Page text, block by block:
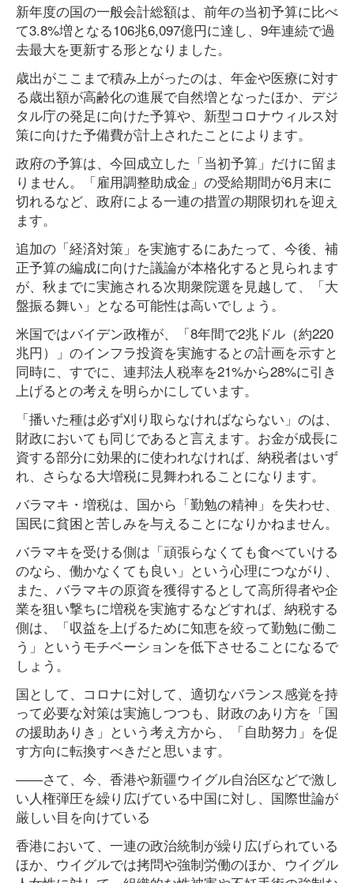
新年度の国の一般会計総額は、前年の当初予算に比べ
て3.8%増となる106兆6,097億円に達し、9年連続で過
去最大を更新する形となりました。
歳出がここまで積み上がったのは、年金や医療に対す
る歳出額が高齢化の進展で自然増となったほか、デジ
タル庁の発足に向けた予算や、新型コロナウィルス対
策に向けた予備費が計上されたことによります。
政府の予算は、今回成立した「当初予算」だけに留ま
りません。「雇用調整助成金」の受給期間が6月末に
切れるなど、政府による一連の措置の期限切れを迎え
ます。
追加の「経済対策」を実施するにあたって、今後、補
正予算の編成に向けた議論が本格化すると見られます
が、秋までに実施される次期衆院選を見越して、「大
盤振る舞い」となる可能性は高いでしょう。
米国ではバイデン政権が、「8年間で2兆ドル（約220
兆円）」のインフラ投資を実施するとの計画を示すと
同時に、すでに、連邦法人税率を21%から28%に引き
上げるとの考えを明らかにしています。
「播いた種は必ず刈り取らなければならない」のは、
財政においても同じであると言えます。お金が成長に
資する部分に効果的に使われなければ、納税者はいず
れ、さらなる大増税に見舞われることになります。
バラマキ・増税は、国から「勤勉の精神」を失わせ、
国民に貧困と苦しみを与えることになりかねません。
バラマキを受ける側は「頑張らなくても食べていける
のなら、働かなくても良い」という心理につながり、
また、バラマキの原資を獲得するとして高所得者や企
業を狙い撃ちに増税を実施するなどすれば、納税する
側は、「収益を上げるために知恵を絞って勤勉に働こ
う」というモチベーションを低下させることになるで
しょう。
国として、コロナに対して、適切なバランス感覚を持
って必要な対策は実施しつつも、財政のあり方を「国
の援助ありき」という考え方から、「自助努力」を促
す方向に転換すべきだと思います。
――さて、今、香港や新疆ウイグル自治区などで激し
い人権弾圧を繰り広げている中国に対し、国際世論が
厳しい目を向けている
香港において、一連の政治統制が繰り広げられている
ほか、ウイグルでは拷問や強制労働のほか、ウイグル